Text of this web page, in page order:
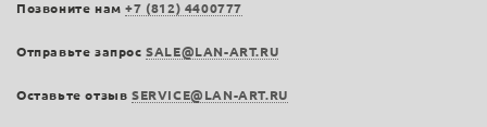
Позвоните нам+7 (812) 4400777
Отправьте запросSALE@LAN-ART.RU
Оставьте отзыв SERVICE@LAN-ART.RU